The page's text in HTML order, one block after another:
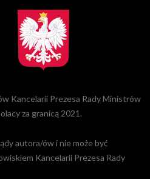
Kancelarii Prezesa Rady Ministrów
za granicą 2021.
autora/ów i nie może być
Kancelarii Prezesa Rady